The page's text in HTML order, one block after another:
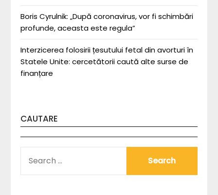
Boris Cyrulnik: „După coronavirus, vor fi schimbări
profunde, aceasta este regula”
Interzicerea folosirii țesutului fetal din avorturi în
Statele Unite: cercetătorii caută alte surse de
finanțare
CAUTARE
FOR: